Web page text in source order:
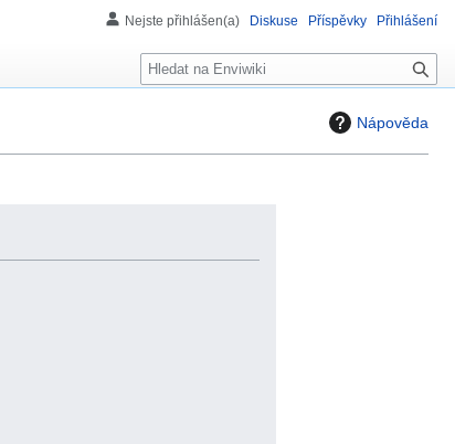
Nápověda
Nejste přihlášen(a) Diskuse Příspěvky Přihlášení
H
l
á